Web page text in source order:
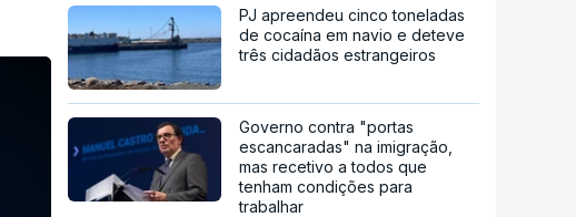
PJ apreendeu cinco toneladas
de cocaína em navio e deteve
três cidadãos estrangeiros
Governo contra "portas
escancaradas" na imigração,
mas recetivo a todos que
tenham condições para
trabalhar